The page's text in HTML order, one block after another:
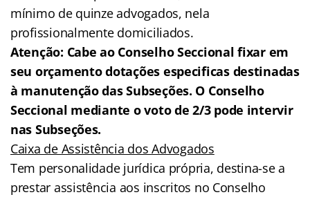
mínimo de quinze advogados, nela
profissionalmente domiciliados.
Atenção: Cabe ao Conselho Seccional fixar em
seu orçamento dotações especificas destinadas
à manutenção das Subseções. O Conselho
Seccional mediante o voto de 2/3 pode intervir
nas Subseções.
Caixa de Assistência dos Advogados
Tem personalidade jurídica própria, destina-se a
prestar assistência aos inscritos no Conselho